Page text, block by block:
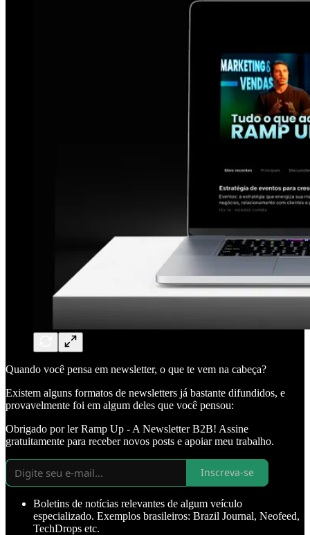
Quando você pensa em newsletter, o que te vem na cabeça?
Existem alguns formatos de newsletters já bastante difundidos, e
provavelmente foi em algum deles que você pensou:
Obrigado por ler Ramp Up - A Newsletter B2B! Assine
gratuitamente para receber novos posts e apoiar meu trabalho.
Inscreva-se
Boletins de notícias relevantes de algum veículo
especializado. Exemplos brasileiros: Brazil Journal, Neofeed,
TechDrops etc.